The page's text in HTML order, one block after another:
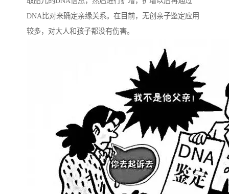
DNA比对来确定亲缘关系。在目前，无创亲子鉴定应用
较多，对大人和孩子都没有伤害。